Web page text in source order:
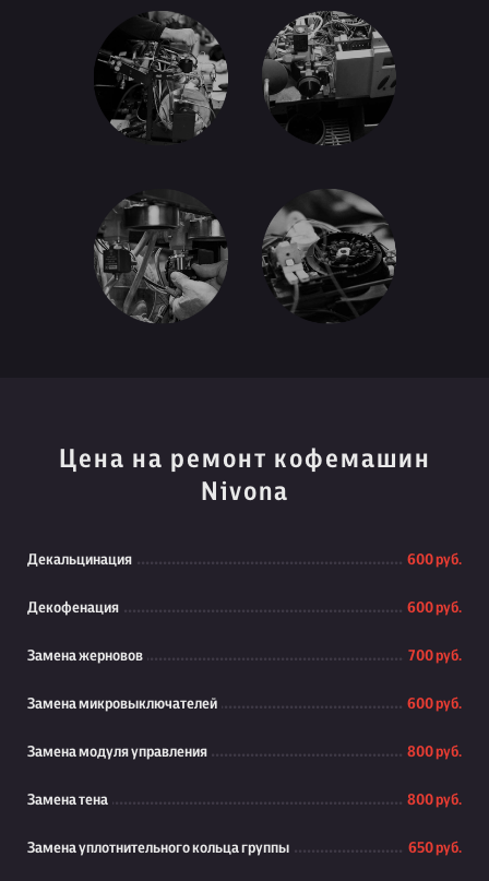
Цена на ремонт кофемашин
Nivona
Декальцинация 600 руб.
Декофенация 600 руб.
Замена жерновов 700 руб.
Замена микровыключателей 600 руб.
Замена модуля управления 800 руб.
Замена тена 800 руб.
Замена уплотнительного кольца группы 650 руб.